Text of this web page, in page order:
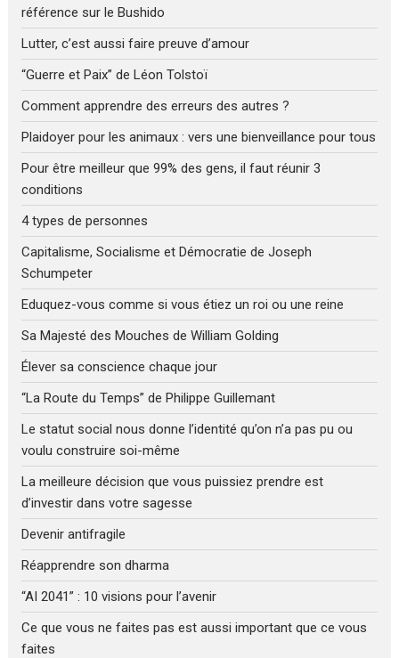
référence sur le Bushido
Lutter, c’est aussi faire preuve d’amour
“Guerre et Paix” de Léon Tolstoï
Comment apprendre des erreurs des autres ?
Plaidoyer pour les animaux : vers une bienveillance pour tous
Pour être meilleur que 99% des gens, il faut réunir 3
conditions
4 types de personnes
Capitalisme, Socialisme et Démocratie de Joseph
Schumpeter
Eduquez-vous comme si vous étiez un roi ou une reine
Sa Majesté des Mouches de William Golding
Élever sa conscience chaque jour
“La Route du Temps” de Philippe Guillemant
Le statut social nous donne l’identité qu’on n’a pas pu ou
voulu construire soi-même
La meilleure décision que vous puissiez prendre est
d’investir dans votre sagesse
Devenir antifragile
Réapprendre son dharma
“AI 2041” : 10 visions pour l’avenir
Ce que vous ne faites pas est aussi important que ce vous
faites